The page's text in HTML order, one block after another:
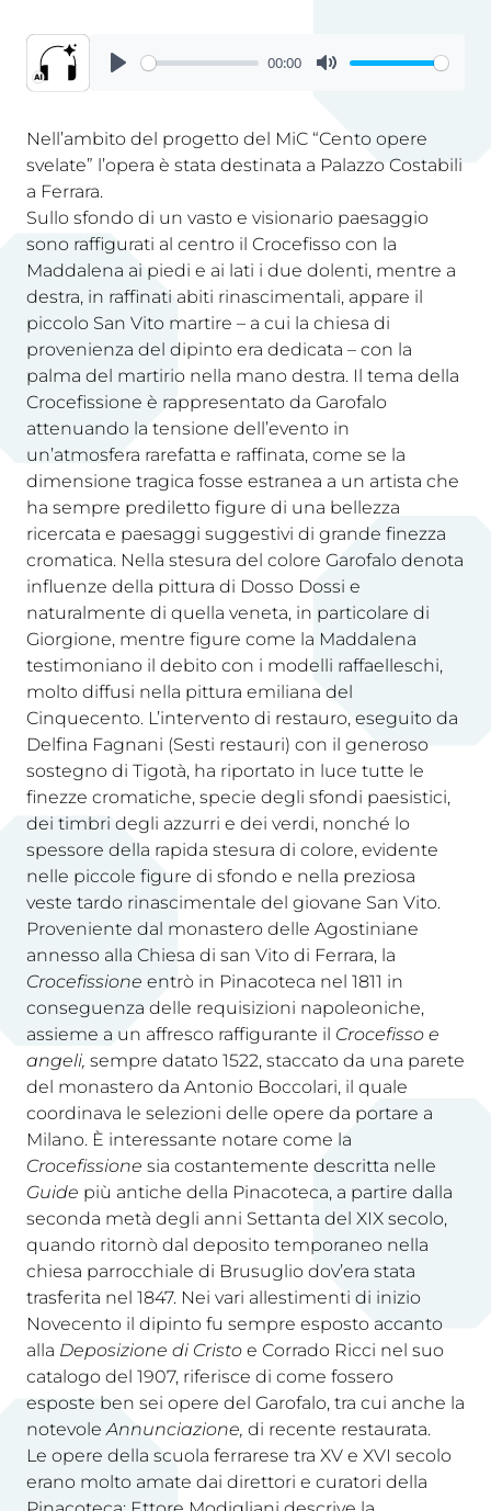
00:00
Nell’ambito del progetto del MiC “Cento opere
svelate” l’opera è stata destinata a Palazzo Costabili
a Ferrara.
Sullo sfondo di un vasto e visionario paesaggio
sono raffigurati al centro il Crocefisso con la
Maddalena ai piedi e ai lati i due dolenti, mentre a
destra, in raffinati abiti rinascimentali, appare il
piccolo San Vito martire – a cui la chiesa di
provenienza del dipinto era dedicata – con la
palma del martirio nella mano destra. Il tema della
Crocefissione è rappresentato da Garofalo
attenuando la tensione dell’evento in
un’atmosfera rarefatta e raffinata, come se la
dimensione tragica fosse estranea a un artista che
ha sempre prediletto figure di una bellezza
ricercata e paesaggi suggestivi di grande finezza
cromatica. Nella stesura del colore Garofalo denota
influenze della pittura di Dosso Dossi e
naturalmente di quella veneta, in particolare di
Giorgione, mentre figure come la Maddalena
testimoniano il debito con i modelli raffaelleschi,
molto diffusi nella pittura emiliana del
Cinquecento. L’intervento di restauro, eseguito da
Delfina Fagnani (Sesti restauri) con il generoso
sostegno di Tigotà, ha riportato in luce tutte le
finezze cromatiche, specie degli sfondi paesistici,
dei timbri degli azzurri e dei verdi, nonché lo
spessore della rapida stesura di colore, evidente
nelle piccole figure di sfondo e nella preziosa
veste tardo rinascimentale del giovane San Vito.
Proveniente dal monastero delle Agostiniane
annesso alla Chiesa di san Vito di Ferrara, la
Crocefissione entrò in Pinacoteca nel 1811 in
conseguenza delle requisizioni napoleoniche,
assieme a un affresco raffigurante il Crocefisso e
angeli, sempre datato 1522, staccato da una parete
del monastero da Antonio Boccolari, il quale
coordinava le selezioni delle opere da portare a
Milano. È interessante notare come la
Crocefissione sia costantemente descritta nelle
Guide più antiche della Pinacoteca, a partire dalla
seconda metà degli anni Settanta del XIX secolo,
quando ritornò dal deposito temporaneo nella
chiesa parrocchiale di Brusuglio dov’era stata
trasferita nel 1847. Nei vari allestimenti di inizio
Novecento il dipinto fu sempre esposto accanto
alla Deposizione di Cristo e Corrado Ricci nel suo
catalogo del 1907, riferisce di come fossero
esposte ben sei opere del Garofalo, tra cui anche la
notevoleAnnunciazione, di recente restaurata.
Le opere della scuola ferrarese tra XV e XVI secolo
erano molto amate dai direttori e curatori della